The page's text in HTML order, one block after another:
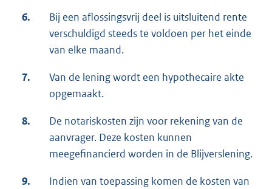
6.
Bij een aflossingsvrij deel is uitsluitend rente
verschuldigd steeds te voldoen per het einde
van elke maand.
7.
Van de lening wordt een hypothecaire akte
opgemaakt.
8.
De notariskosten zijn voor rekening van de
aanvrager. Deze kosten kunnen
meegefinancierd worden in de Blijverslening.
9.
Indien van toepassing komen de kosten van